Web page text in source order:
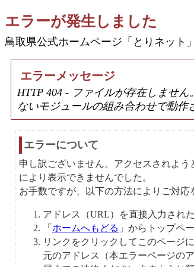
エラーが発生しました
鳥取県公式ホームページ「とりネット
エラーメッセージ
HTTP 404 - ファイルが存在しませ
ないモジュールの組み合わせで動作
エラーについて
申し訳ございません。アクセスされよ
により表示できませんでした。
お手数ですが、以下の方法によりご対応
アドレス（URL）を直接入力され
「 ホームへもどる 」からトップペ
リンクをクリックしてこのページ
元のアドレス（本エラーページの